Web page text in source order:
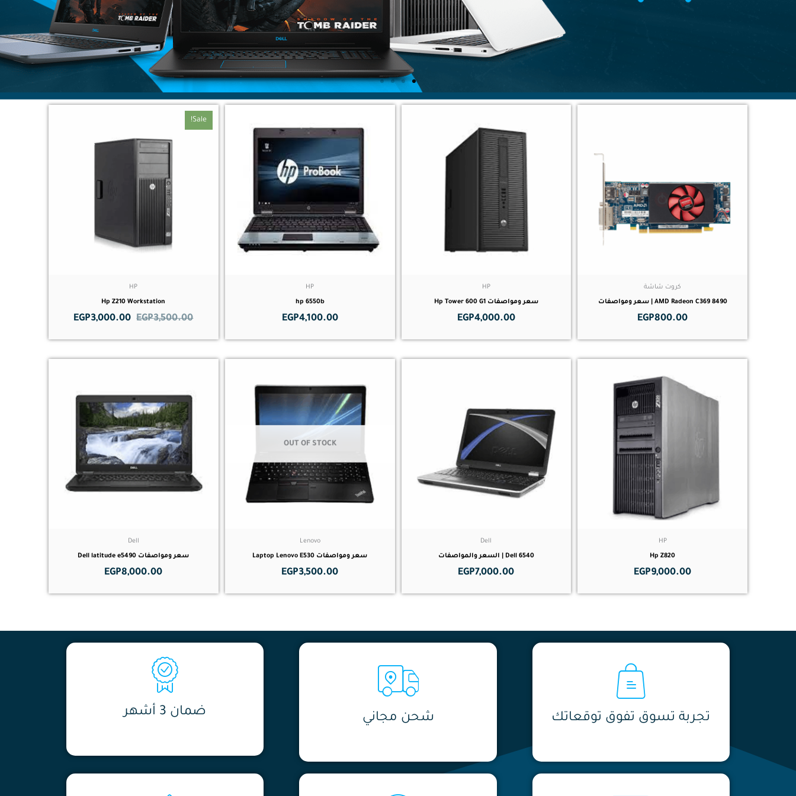
كروت شاشة
AMD Radeon C369 8490 | سعر ومواصفات
EGP800.00
HP
سعر ومواصفات Hp Tower 600 G1
EGP4,000.00
HP
hp 6550b
EGP4,100.00
Sale!
HP
Hp Z210 Workstation
EGP3,500.00
هو:
EGP3,000.00
HP
Hp Z820
EGP9,000.00
Dell
Dell 6540 | السعر والمواصفات
EGP7,000.00
OUT OF STOCK
Lenovo
سعر ومواصفات Laptop Lenovo E530
EGP3,500.00
Dell
سعر ومواصفات Dell latitude e5490
EGP8,000.00
تجربة تسوق تفوق توقعاتك شحن مجاني ضمان 3 أشهر